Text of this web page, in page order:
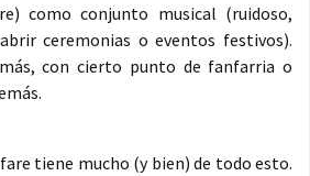
como conjunto musical (ruidoso,
ceremonias o eventos festivos).
con cierto punto de fanfarria o
tiene mucho (y bien) de todo esto.